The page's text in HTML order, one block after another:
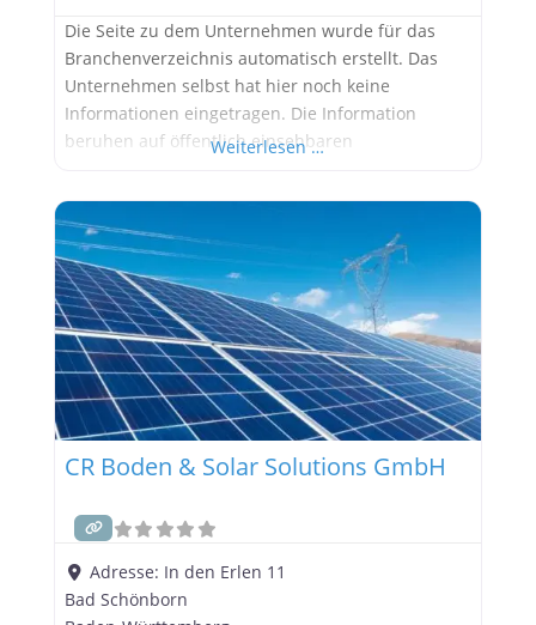
Die Seite zu dem Unternehmen wurde für das
Branchenverzeichnis automatisch erstellt. Das
Unternehmen selbst hat hier noch keine
Informationen eingetragen. Die Information
beruhen auf öffentlich einsehbaren
Weiterlesen …
CR Boden & Solar Solutions GmbH
Adresse: In den Erlen 11
Bad Schönborn